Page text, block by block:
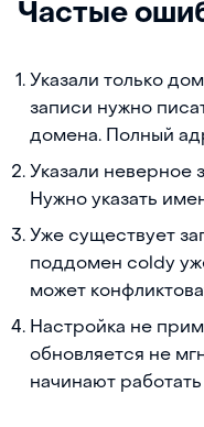
Частые
Указали только
записи нужно
домена. Полный
Указали неверное
Нужно указать
Уже существует
поддомен coldy
может
Настройка не
обновляется не
начинают